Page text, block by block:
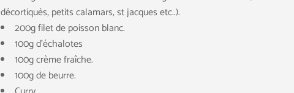
décortiqués, petits calamars, st jacques etc..).
200g filet de poisson blanc.
100g d’échalotes
100g crème fraîche.
100g de beurre.